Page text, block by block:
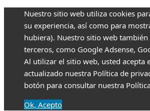
Nuestro sitio web utiliza cookies
su experiencia, así como para
hubiera). Nuestro sitio web
terceros, como Google Adsense,
Al utilizar el sitio web, usted acepta
actualizado nuestra Política de
botón para consultar nuestra
Ok, Acepto